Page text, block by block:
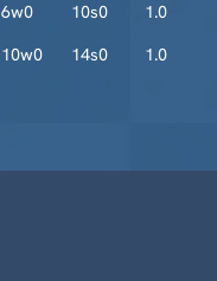
6w0 10s0 1.0
10w0 14s0 1.0